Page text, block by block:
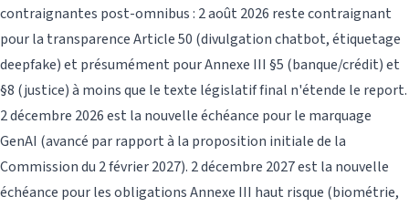
contraignantes post-omnibus : 2 août 2026 reste contraignant
pour la transparence Article 50 (divulgation chatbot, étiquetage
deepfake) et présumément pour Annexe III §5 (banque/crédit) et
§8 (justice) à moins que le texte législatif final n'étende le report.
2 décembre 2026 est la nouvelle échéance pour le marquage
GenAI (avancé par rapport à la proposition initiale de la
Commission du 2 février 2027). 2 décembre 2027 est la nouvelle
échéance pour les obligations Annexe III haut risque (biométrie,